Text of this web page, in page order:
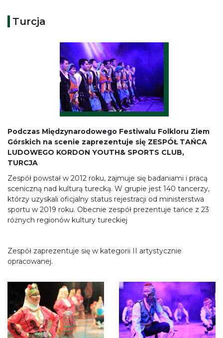
Turcja
Podczas Międzynarodowego Festiwalu Folkloru Ziem
Górskich na scenie zaprezentuje się ZESPÓŁ TAŃCA
LUDOWEGO KORDON YOUTH& SPORTS CLUB,
TURCJA
Zespół powstał w 2012 roku, zajmuje się badaniami i pracą
sceniczną nad kulturą turecką. W grupie jest 140 tancerzy,
którzy uzyskali oficjalny status rejestracji od ministerstwa
sportu w 2019 roku. Obecnie zespół prezentuje tańce z 23
różnych regionów kultury tureckiej
Zespół zaprezentuje się w kategorii II artystycznie
opracowanej.